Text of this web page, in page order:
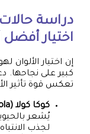
دراسة
اختيار أفضل
إن اختيار الألوان
كبير على نجاحها.
تعكس قوة تأثير
كوكا كولا (Coca-Cola):
يُشعر
لجذب